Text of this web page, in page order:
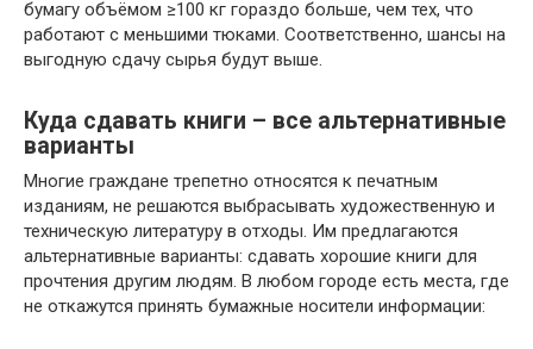
бумагу объёмом ≥100 кг гораздо больше, чем тех, что
работают с меньшими тюками. Соответственно, шансы на
выгодную сдачу сырья будут выше.
Куда сдавать книги – все альтернативные
варианты
Многие граждане трепетно относятся к печатным
изданиям, не решаются выбрасывать художественную и
техническую литературу в отходы. Им предлагаются
альтернативные варианты: сдавать хорошие книги для
прочтения другим людям. В любом городе есть места, где
не откажутся принять бумажные носители информации: